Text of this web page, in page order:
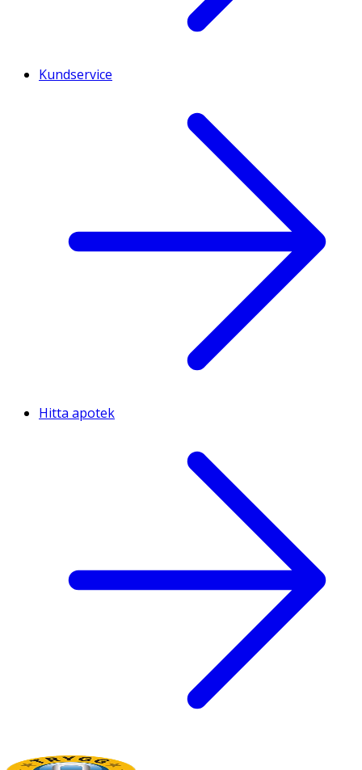
Kundservice
Hitta apotek